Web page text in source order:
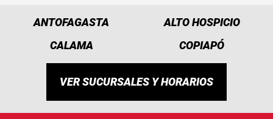
ANTOFAGASTA
ALTO HOSPICIO
CALAMA
COPIAPÓ
VER SUCURSALES Y HORARIOS